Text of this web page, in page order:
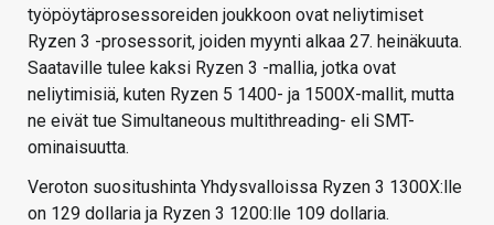
työpöytäprosessoreiden joukkoon ovat neliytimiset
Ryzen 3 -prosessorit, joiden myynti alkaa 27. heinäkuuta.
Saataville tulee kaksi Ryzen 3 -mallia, jotka ovat
neliytimisiä, kuten Ryzen 5 1400- ja 1500X-mallit, mutta
ne eivät tue Simultaneous multithreading- eli SMT-
ominaisuutta.
Veroton suositushinta Yhdysvalloissa Ryzen 3 1300X:lle
on 129 dollaria ja Ryzen 3 1200:lle 109 dollaria.